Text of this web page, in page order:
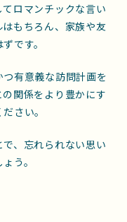
ロマンチックな言い
もちろん、家族や友
です。
有意義な訪問計画を
関係をより豊かにす
さい。
、忘れられない思い
う。